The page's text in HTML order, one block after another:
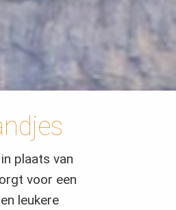
plaats van
voor een
leukere